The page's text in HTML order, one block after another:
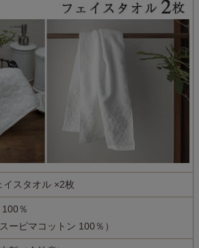
スタオル ×2枚
％
スーピマコットン 100％）